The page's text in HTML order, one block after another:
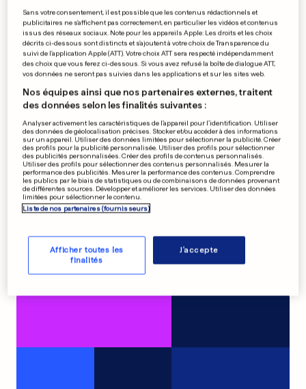
siècle»
0 0
PUBLICITÉ
Sans votre consentement, il est possible que les contenus rédactionnels et
publicitaires ne s'affichent pas correctement, en particulier les vidéos et contenus
issus des réseaux sociaux. Note pour les appareils Apple: Les droits et les choix
décrits ci-dessous sont distincts et s'ajoutent à votre choix de Transparence du
suivi de l'application Apple (ATT). Votre choix ATT sera respecté indépendamment
des choix que vous ferez ci-dessous. Si vous avez refusé la boîte de dialogue ATT,
vos données ne seront pas suivies dans les applications et sur les sites web.
Nos équipes ainsi que nos partenaires externes, traitent
des données selon les finalités suivantes :
Analyser activement les caractéristiques de l’appareil pour l’identification. Utiliser
des données de géolocalisation précises. Stocker et/ou accéder à des informations
sur un appareil. Utiliser des données limitées pour sélectionner la publicité. Créer
des profils pour la publicité personnalisée. Utiliser des profils pour sélectionner
des publicités personnalisées. Créer des profils de contenus personnalisés.
Utiliser des profils pour sélectionner des contenus personnalisés. Mesurer la
performance des publicités. Mesurer la performance des contenus. Comprendre
les publics par le biais de statistiques ou de combinaisons de données provenant
de différentes sources. Développer et améliorer les services. Utiliser des données
limitées pour sélectionner le contenu.
Liste de nos partenaires (fournisseurs)
Afficher toutes les
finalités
J'accepte